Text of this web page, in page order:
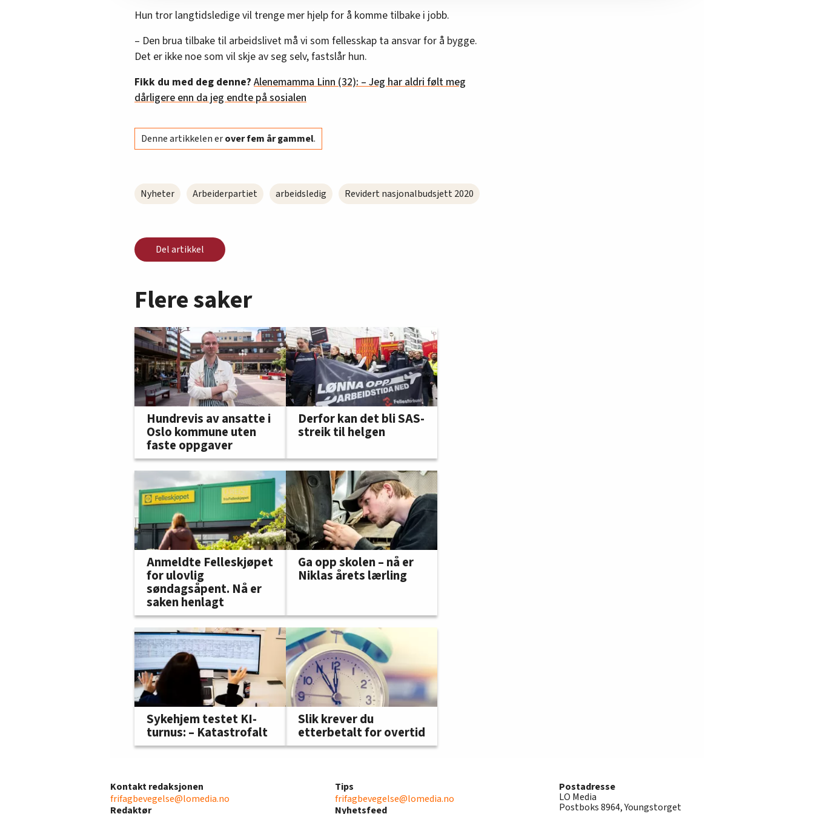
Hun tror langtidsledige vil trenge mer hjelp for å komme tilbake i jobb.
– Den brua tilbake til arbeidslivet må vi som fellesskap ta ansvar for å bygge.
Det er ikke noe som vil skje av seg selv, fastslår hun.
Fikk du med deg denne? Alenemamma Linn (32): – Jeg har aldri følt meg
dårligere enn da jeg endte på sosialen
Denne artikkelen erover fem år gammel.
Nyheter Arbeiderpartiet arbeidsledig Revidert nasjonalbudsjett 2020
Del artikkel
Flere saker
Hundrevis av ansatte i
Oslo kommune uten
faste oppgaver
Derfor kan det bli SAS-
streik til helgen
Anmeldte Felleskjøpet
for ulovlig
søndagsåpent. Nå er
saken henlagt
Ga opp skolen – nå er
Niklas årets lærling
Sykehjem testet KI-
turnus: – Katastrofalt
Slik krever du
etterbetalt for overtid
Kontakt redaksjonen
frifagbevegelse@lomedia.no
Redaktør
Tips
frifagbevegelse@lomedia.no
Nyhetsfeed
Postadresse
LO Media
Postboks 8964, Youngstorget